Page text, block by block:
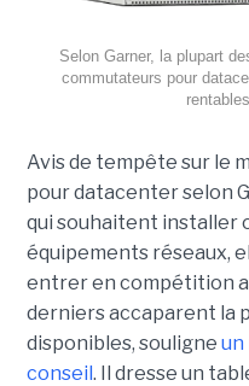
Selon Garner, la plupart
commutateurs pour
Avis de tempête sur le
pour datacenter selon
qui souhaitent installer
équipements réseaux,
entrer en compétition
derniers accaparent la
disponibles, souligne un
conseil. Il dresse un